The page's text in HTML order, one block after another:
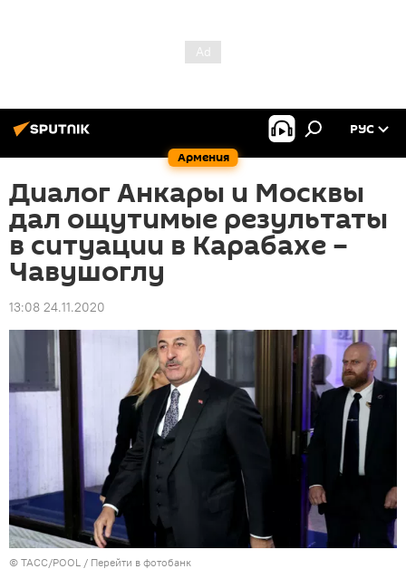
Армения
РУС
Диалог Анкары и Москвы
дал ощутимые результаты
в ситуации в Карабахе –
Чавушоглу
13:08 24.11.2020
© ТАСС/POOL / Перейти в фотобанк